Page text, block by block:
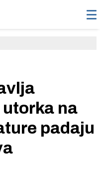
na
padaju